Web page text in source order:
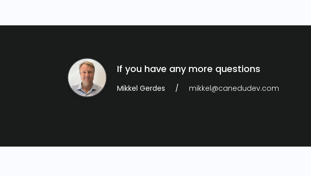
If you have any more questions
Mikkel Gerdes mikkel@canedudev.com